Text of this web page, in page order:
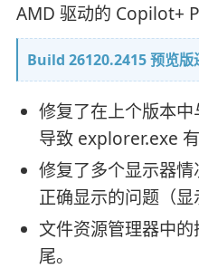
AMD 驱动的 Copilot+
Build 26120.2415 预览版
修复了在上个版本
导致 explorer.exe 有
修复了多个显示器
正确显示的问题（显
文件资源管理器中
尾。